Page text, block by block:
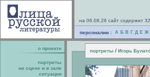
на 06.08.26 сайт содержит
персоналии : А Б В Г Д Е Ж
о проекте портреты / Игорь
портреты
на сцене и в зале
ситуации